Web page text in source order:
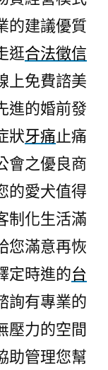
的建議優質
逛合法徵信
上免費諮美
進的婚前發
狀牙痛止痛
會之優良商
的愛犬值得
制化生活滿
您滿意再恢
定時進的台
詢有專業的
壓力的空間
助管理您幫